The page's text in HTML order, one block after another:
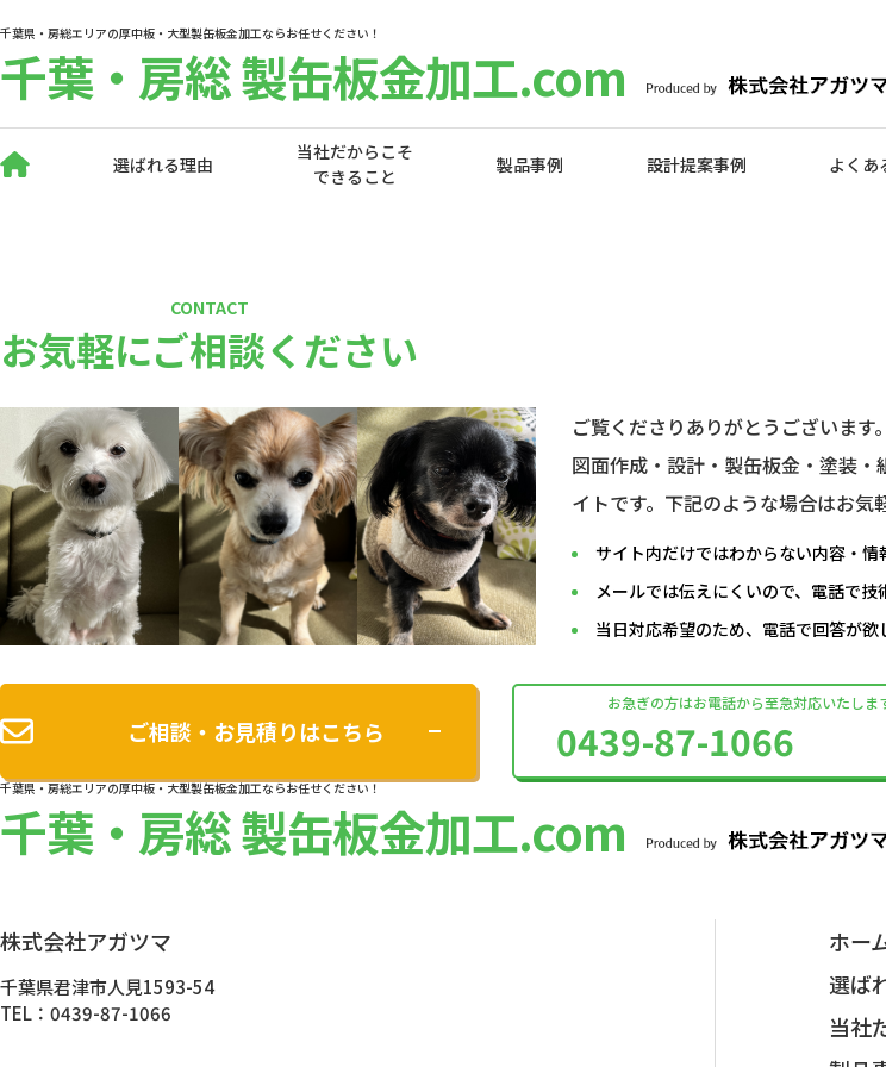
千葉県・房総エリアの厚中板・大型製缶板金加工ならお任せください！
千葉・房総 製缶板金加工.com
選ばれる理由
当社だからこそ
できること
製品事例 設計提案事例 よくあ
CONTACT
お気軽にご相談ください
ご覧くださりありがとうございま
図面作成・設計・製缶板金・塗装
イトです。下記のような場合はお気
サイト内だけではわからない内容・情
メールでは伝えにくいので、電話で技
当日対応希望のため、電話で回答が欲
ご相談・お見積りはこちら
お急ぎの方はお電話から至急対応いたしま
0439-87-1066
千葉県・房総エリアの厚中板・大型製缶板金加工ならお任せください！
千葉・房総 製缶板金加工.com
株式会社アガツマ
千葉県君津市人見1593-54
TEL：0439-87-1066
ホー
選ば
当社